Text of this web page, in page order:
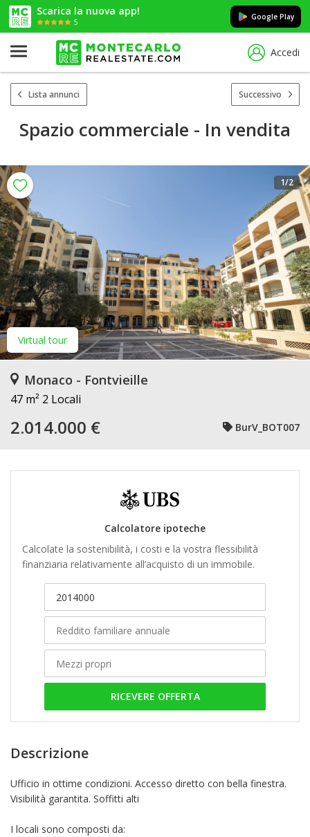
Scarica la nuova app!
5
Google Play
Accedi
Lista annunci Successivo
Spazio commerciale - In vendita
Virtual tour
1/2
Monaco - Fontvieille
47 m² 2 Locali
2.014.000 € BurV_BOT007
Calcolatore ipoteche
Calcolate la sostenibilità, i costi e la vostra flessibilità
finanziaria relativamente all’acquisto di un immobile.
RICEVERE OFFERTA
Descrizione
Ufficio in ottime condizioni. Accesso diretto con bella finestra.
Visibilità garantita. Soffitti alti
I locali sono composti da: